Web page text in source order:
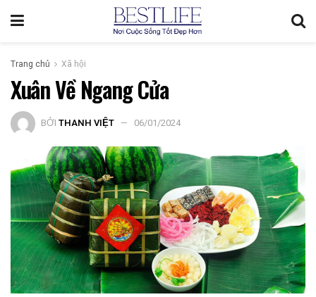
Trang chủ Xã hội
Xuân Về Ngang Cửa
BỞI THANH VIỆT 06/01/2024